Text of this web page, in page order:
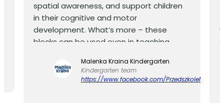
spatial awareness, and support children
in their cognitive and motor
development. What’s more – these
blocks can be used even in teaching
languages! We also conduct sensory
activities using these blocks. We
Malenka Kraina Kindergarten
Kindergarten team
https://www.facebook.com/